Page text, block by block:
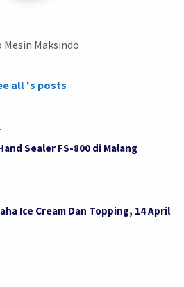
Mesin Maksindo
all 's posts
Sealer FS-800 di Malang
Ice Cream Dan Topping, 14 April